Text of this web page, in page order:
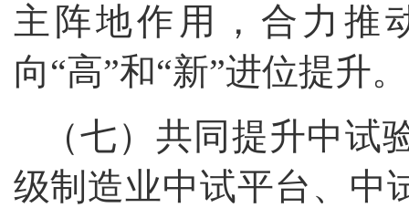
主阵地作用，合力推
向“高”和“新”进位提升。
（七）共同提升中
级制造业中试平台、中